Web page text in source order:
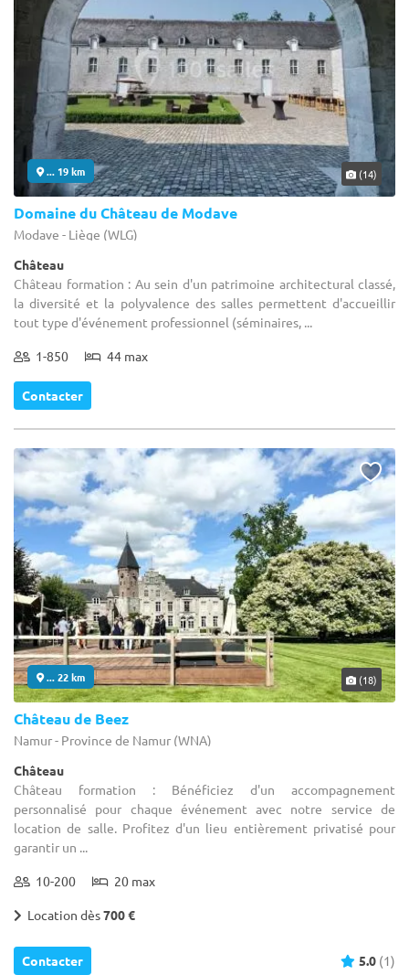
... 19 km (14)
Domaine du Château de Modave
Modave - Liège (WLG)
Château
Château formation : Au sein d'un patrimoine architectural classé,
la diversité et la polyvalence des salles permettent d'accueillir
tout type d'événement professionnel (séminaires, ...
1-850 44 max
Contacter
... 22 km (18)
Château de Beez
Namur - Province de Namur (WNA)
Château
Château formation : Bénéficiez d'un accompagnement
personnalisé pour chaque événement avec notre service de
location de salle. Profitez d'un lieu entièrement privatisé pour
garantir un ...
10-200 20 max
Location dès700 €
Contacter 5.0 (1)